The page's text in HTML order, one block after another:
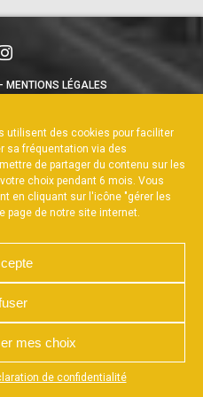
utilisent des cookies pour faciliter
sa fréquentation via des
de partager du contenu sur les
choix pendant 6 mois. Vous
en cliquant sur l'icône "gérer les
page de notre site internet.
mes choix
de confidentialité
bas de votre
MENTIONS LÉGALES
WEB A3WEB